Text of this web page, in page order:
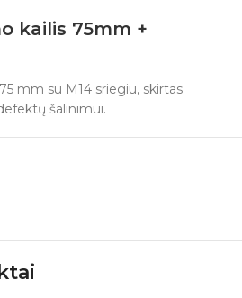
kailis 75mm +
mm su M14 sriegiu, skirtas
šalinimui.